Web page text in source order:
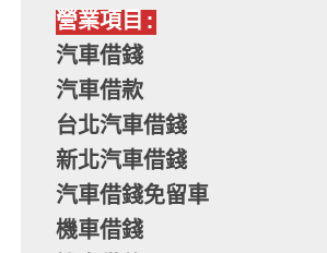
營業項目:
汽車借錢
汽車借款
台北汽車借錢
新北汽車借錢
汽車借錢免留車
機車借錢